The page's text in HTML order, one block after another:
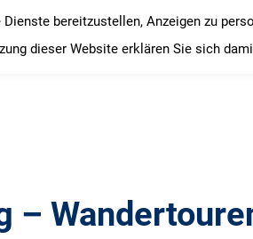
–
bereitzustellen, Anzeigen zu
dieser Website erklären Sie sich